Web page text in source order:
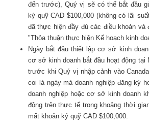
đến trước), Quý vị sẽ có thể bắt đầu
ký quỹ CAD $100,000 (không có lãi
đã thực hiện đầy đủ các điều khoản và
"Thỏa thuận thực hiện Kế hoạch kinh
Ngày bắt đầu thiết lập cơ sở kinh
cơ sở kinh doanh bắt đầu hoạt động tại
trước khi Quý vị nhập cảnh vào
coi là ngày mà doanh nghiệp đăng ký
doanh nghiệp hoặc cơ sở kinh doanh
động trên thực tế trong khoảng thời
mất khoản ký quỹ CAD $100,000.